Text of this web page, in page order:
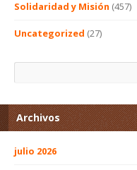
Solidaridad y Misión (457)
Uncategorized (27)
Buscar
Archivos
julio 2026